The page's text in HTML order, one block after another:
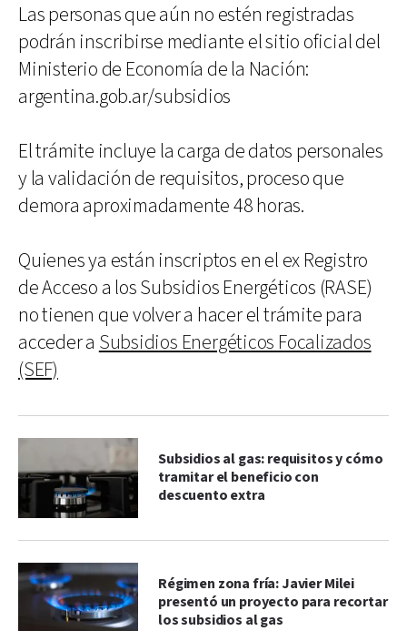
Las personas que aún no estén registradas
podrán inscribirse mediante el sitio oficial del
Ministerio de Economía de la Nación:
argentina.gob.ar/subsidios
El trámite incluye la carga de datos personales
y la validación de requisitos, proceso que
demora aproximadamente 48 horas.
Quienes ya están inscriptos en el ex Registro
de Acceso a los Subsidios Energéticos (RASE)
no tienen que volver a hacer el trámite para
acceder a Subsidios Energéticos Focalizados
(SEF)
Subsidios al gas: requisitos y cómo
tramitar el beneficio con
descuento extra
Régimen zona fría: Javier Milei
presentó un proyecto para recortar
los subsidios al gas